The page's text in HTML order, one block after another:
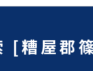
[糟屋郡